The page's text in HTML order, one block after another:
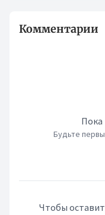
Комментарии
Пока
Будьте
Чтобы